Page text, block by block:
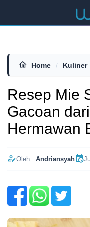
Home / Kuliner
Resep Mie
Gacoan
Hermawan
Oleh : Andriansyah